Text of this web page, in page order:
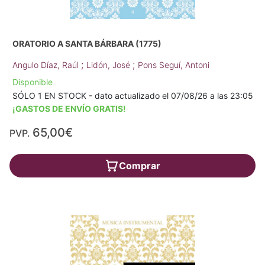
ORATORIO A SANTA BÁRBARA (1775)
Angulo Díaz, Raúl ; Lidón, José ; Pons Seguí, Antoni
Disponible
SÓLO 1 EN STOCK - dato actualizado el 07/08/26 a las 23:05
¡GASTOS DE ENVÍO GRATIS!
PVP. 65,00€
Comprar